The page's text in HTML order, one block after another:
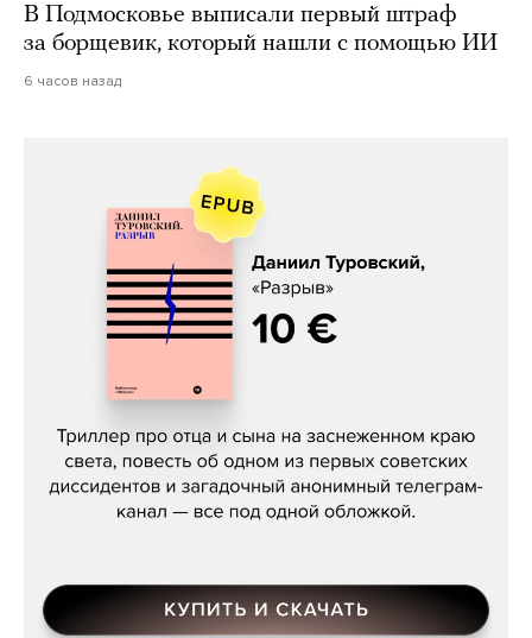
В Подмосковье выписали первый штраф
за борщевик, который нашли с помощью ИИ
6 часов назад
Даниил Туровский, «Разрыв»